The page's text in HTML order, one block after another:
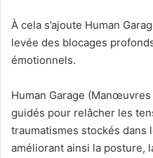
À cela s’ajoute Human
levée des blocages
émotionnels.
Human Garage
guidés pour relâcher les
traumatismes stockés dans
améliorant ainsi la posture,